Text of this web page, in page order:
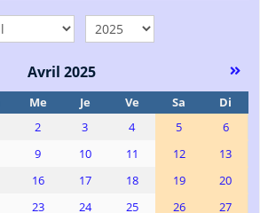
année
Avril 2025
Me Je Ve Sa
Di
2 3 4 5
6
9 10 11 12
13
16 17 18 19
20
23 24 25 26 27